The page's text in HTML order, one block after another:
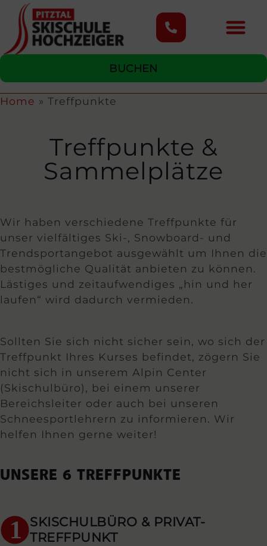
content
BUCHEN
Home » Treffpunkte
Treffpunkte &
Sammelplätze
Wir haben verschiedene Treffpunkte für
unser vielfältiges Ski-, Snowboard- und
Trendsportangebot ausgewählt um Ihnen die
bestmögliche Qualität anbieten zu können.
Lästiges und zeitaufwendiges „hin und her
laufen“ wird dadurch vermieden.
Sollten Sie sich nicht sicher sein, wo sich der
Treffpunkt Ihres Kurses befindet, zögern Sie
nicht sich in unserem Alpin Center
(Skischulbüro), bei einem unserer
Bereichsleiter oder auch bei unseren
Schneesportlehrern zu informieren. Wir
helfen Ihnen gerne weiter!
UNSERE 6 TREFFPUNKTE
1
SKISCHULBÜRO & PRIVAT-
TREFFPUNKT